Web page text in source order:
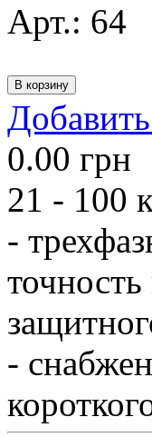
Арт.: 64
0.00 грн
21 - 100
-
-